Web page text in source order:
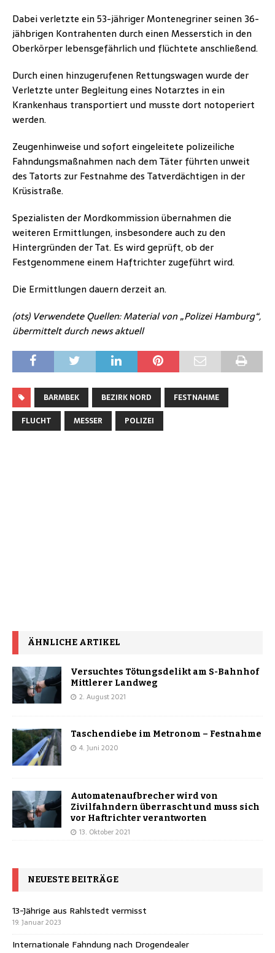
Dabei verletzte ein 53-jähriger Montenegriner seinen 36-
jähbrigen Kontrahenten durch einen Messerstich in den
Oberkörper lebensgefährlich und flüchtete anschließend.
Durch einen hinzugerufenen Rettungswagen wurde der
Verletzte unter Begleitung eines Notarztes in ein
Krankenhaus transportiert und musste dort notoperiert
werden.
Zeugenhinweise und sofort eingeleitete polizeiliche
Fahndungsmaßnahmen nach dem Täter führten unweit
des Tatorts zur Festnahme des Tatverdächtigen in der
Krüsistraße.
Spezialisten der Mordkommission übernahmen die
weiteren Ermittlungen, insbesondere auch zu den
Hintergründen der Tat. Es wird geprüft, ob der
Festgenommene einem Haftrichter zugeführt wird.
Die Ermittlungen dauern derzeit an.
(ots) Verwendete Quellen: Material von „Polizei Hamburg“,
übermittelt durch news aktuell
BARMBEK BEZIRK NORD
FESTNAHME
FLUCHT
MESSER POLIZEI
ÄHNLICHE ARTIKEL
Versuchtes Tötungsdelikt am S-Bahnhof
Mittlerer Landweg
2. August 2021
Taschendiebe im Metronom – Festnahme
4. Juni 2020
Automatenaufbrecher wird von
Zivilfahndern überrascht und muss sich
vor Haftrichter verantworten
13. Oktober 2021
NEUESTE BEITRÄGE
13-Jährige aus Rahlstedt vermisst
19. Januar 2023
Internationale Fahndung nach Drogendealer